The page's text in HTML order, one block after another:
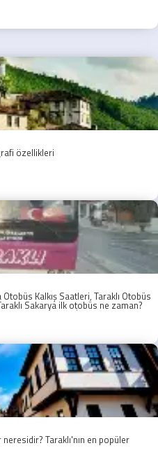
özellikleri
Kalkış Saatleri, Taraklı Otobüs
Sakarya ilk otobüs ne zaman?
Sakarya Taraklı İlk Otobüs Ne
Taraklı'nın en popüler